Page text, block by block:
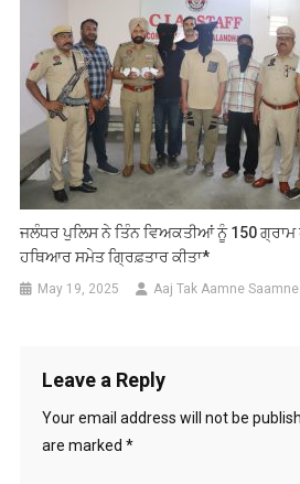
ਜਲੰਧਰ ਪੁਲਿਸ ਨੇ ਤਿੰਨ ਵਿਅਕਤੀਆਂ ਨੂੰ 150
ਹਥਿਆਰ ਸਮੇਤ ਗ੍ਰਿਫ਼ਤਾਰ ਕੀਤਾ*
May 19, 2025 Aaj Tak Aamne Saamne
Leave a Reply
Your email address will not be
are marked *